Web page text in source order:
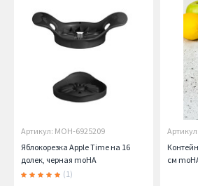
Артикул: MOH-6925209
Яблокорезка Apple Time на 16
долек, черная moHA
(1)
см